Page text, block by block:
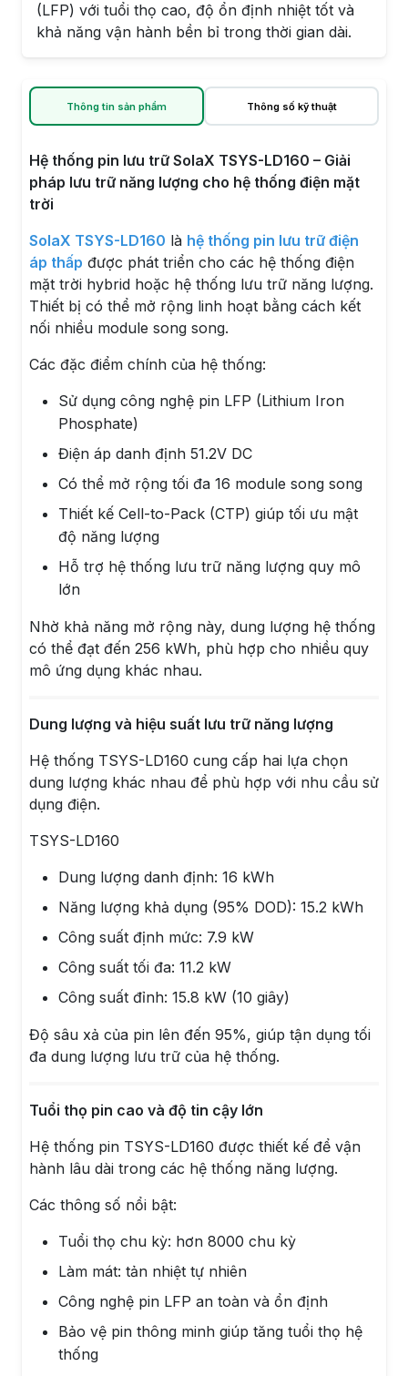
(LFP) với tuổi thọ cao, độ ổn định nhiệt tốt và
khả năng vận hành bền bỉ trong thời gian dài.
Thông tin sản phẩm Thông số kỹ thuật
Hệ thống pin lưu trữ SolaX TSYS-LD160 – Giải
pháp lưu trữ năng lượng cho hệ thống điện mặt
trời
SolaX TSYS-LD160 là hệ thống pin lưu trữ điện
áp thấp được phát triển cho các hệ thống điện
mặt trời hybrid hoặc hệ thống lưu trữ năng lượng.
Thiết bị có thể mở rộng linh hoạt bằng cách kết
nối nhiều module song song.
Các đặc điểm chính của hệ thống:
Sử dụng công nghệ pin LFP (Lithium Iron
Phosphate)
Điện áp danh định 51.2V DC
Có thể mở rộng tối đa 16 module song song
Thiết kế Cell-to-Pack (CTP) giúp tối ưu mật
độ năng lượng
Hỗ trợ hệ thống lưu trữ năng lượng quy mô
lớn
Nhờ khả năng mở rộng này, dung lượng hệ thống
có thể đạt đến 256 kWh, phù hợp cho nhiều quy
mô ứng dụng khác nhau.
Dung lượng và hiệu suất lưu trữ năng lượng
Hệ thống TSYS-LD160 cung cấp hai lựa chọn
dung lượng khác nhau để phù hợp với nhu cầu sử
dụng điện.
TSYS-LD160
Dung lượng danh định: 16 kWh
Năng lượng khả dụng (95% DOD): 15.2 kWh
Công suất định mức: 7.9 kW
Công suất tối đa: 11.2 kW
Công suất đỉnh: 15.8 kW (10 giây)
Độ sâu xả của pin lên đến 95%, giúp tận dụng tối
đa dung lượng lưu trữ của hệ thống.
Tuổi thọ pin cao và độ tin cậy lớn
Hệ thống pin TSYS-LD160 được thiết kế để vận
hành lâu dài trong các hệ thống năng lượng.
Các thông số nổi bật:
Tuổi thọ chu kỳ: hơn 8000 chu kỳ
Làm mát: tản nhiệt tự nhiên
Công nghệ pin LFP an toàn và ổn định
Bảo vệ pin thông minh giúp tăng tuổi thọ hệ
thống